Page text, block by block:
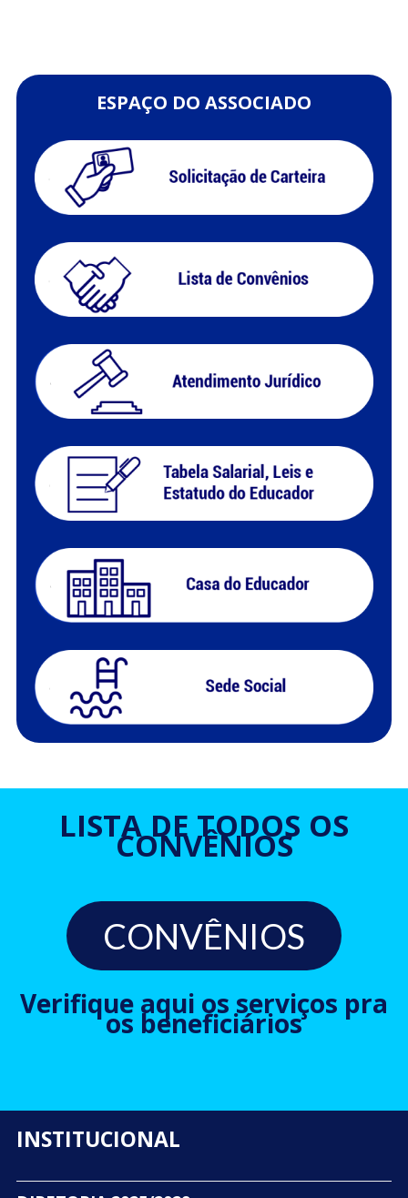
ESPAÇO DO ASSOCIADO
LISTA DE TODOS OS
CONVÊNIOS
CONVÊNIOS
Verifique aqui os serviços pra
os beneficiários
INSTITUCIONAL